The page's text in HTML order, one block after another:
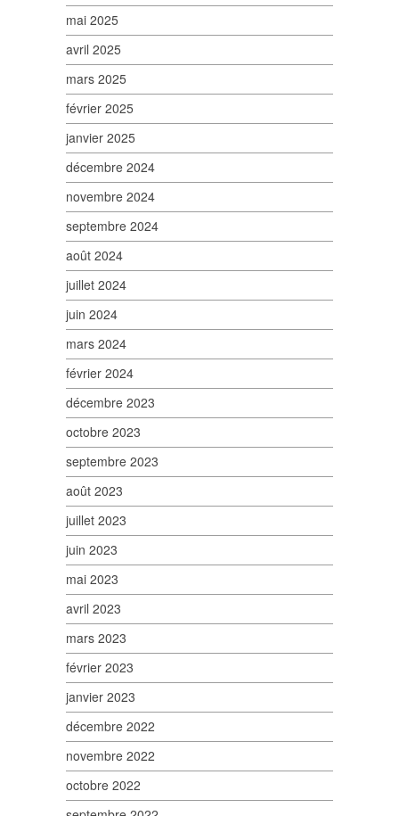
mai 2025
avril 2025
mars 2025
février 2025
janvier 2025
décembre 2024
novembre 2024
septembre 2024
août 2024
juillet 2024
juin 2024
mars 2024
février 2024
décembre 2023
octobre 2023
septembre 2023
août 2023
juillet 2023
juin 2023
mai 2023
avril 2023
mars 2023
février 2023
janvier 2023
décembre 2022
novembre 2022
octobre 2022